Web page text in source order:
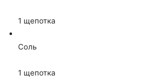
1 щепотка
Соль
1 щепотка